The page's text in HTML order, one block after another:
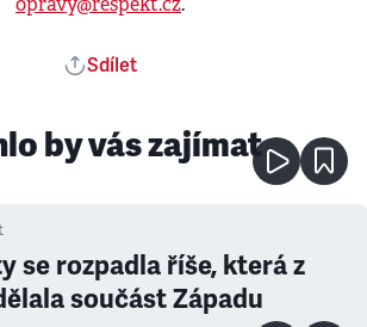
Sdílet
by vás zajímat
se rozpadla říše, která z
součást Západu